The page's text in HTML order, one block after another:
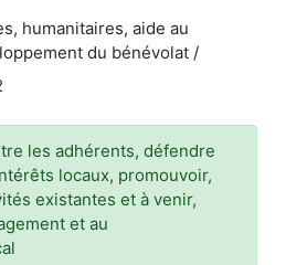
humanitaires, aide au
du bénévolat /
les adhérents, défendre
locaux, promouvoir,
existantes et à venir,
et au